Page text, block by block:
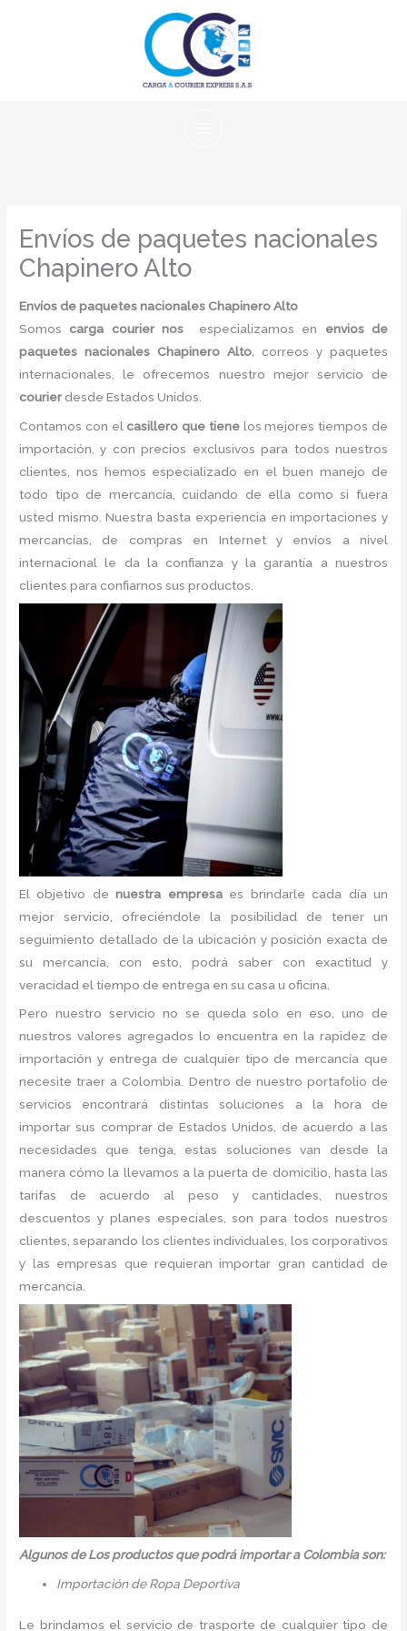
Envíos de paquetes nacionales
Chapinero Alto
Envíos de paquetes nacionales Chapinero Alto
Somos carga courier nos especializamos en envios de
paquetes nacionales Chapinero Alto , correos y paquetes
internacionales, le ofrecemos nuestro mejor servicio de
courier desde Estados Unidos.
Contamos con el casillero que tienelos mejores tiempos de
importación, y con precios exclusivos para todos nuestros
clientes, nos hemos especializado en el buen manejo de
todo tipo de mercancía, cuidando de ella como si fuera
usted mismo. Nuestra basta experiencia en importaciones y
mercancías, de compras en Internet y envíos a nivel
internacional le da la confianza y la garantía a nuestros
clientes para confiarnos sus productos.
El objetivo denuestra empresaes brindarle cada día un
mejor servicio, ofreciéndole la posibilidad de tener un
seguimiento detallado de la ubicación y posición exacta de
su mercancía, con esto, podrá saber con exactitud y
veracidad el tiempo de entrega en su casa u oficina.
Pero nuestro servicio no se queda solo en eso, uno de
nuestros valores agregados lo encuentra en la rapidez de
importación y entrega de cualquier tipo de mercancía que
necesite traer a Colombia. Dentro de nuestro portafolio de
servicios encontrará distintas soluciones a la hora de
importar sus comprar de Estados Unidos, de acuerdo a las
necesidades que tenga, estas soluciones van desde la
manera cómo la llevamos a la puerta de domicilio, hasta las
tarifas de acuerdo al peso y cantidades, nuestros
descuentos y planes especiales, son para todos nuestros
clientes, separando los clientes individuales, los corporativos
y las empresas que requieran importar gran cantidad de
mercancía.
Algunos de Los productos que podrá importar a Colombia son:
Importación de Ropa Deportiva
Le brindamos el servicio de trasporte de cualquier tipo de